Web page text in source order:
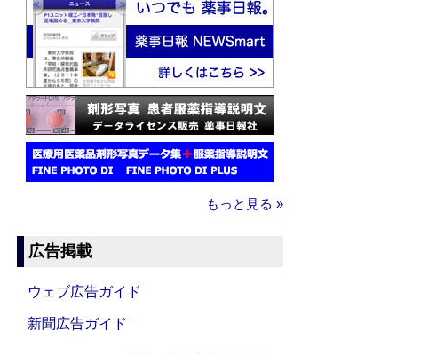
もっと見る »
広告掲載
ウェブ広告ガイド
新聞広告ガイド